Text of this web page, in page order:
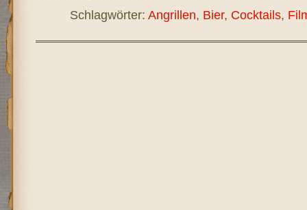
Schlagwörter: Angrillen, Bier, Cocktails,